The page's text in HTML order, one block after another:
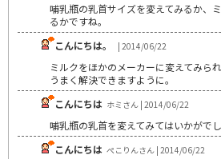
哺乳瓶の乳首サイズを変えてみるか、
るかですね。
こんにちは。
| 2014/06/22
ミルクをほかのメーカーに変えてみら
うまく解決できますように。
こんにちは ホミさん | 2014/06/22
哺乳瓶の乳首を変えてみてはいかがで
こんにちは ぺこりんさん | 2014/06/22